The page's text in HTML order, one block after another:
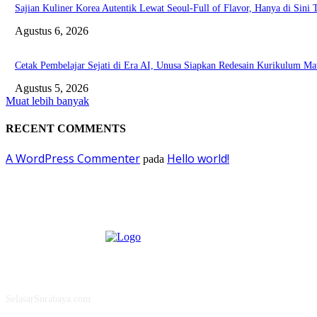
Sajian Kuliner Korea Autentik Lewat Seoul-Full of Flavor, Hanya di Sini
Agustus 6, 2026
Cetak Pembelajar Sejati di Era AI, Unusa Siapkan Redesain Kurikulum
Agustus 5, 2026
Muat lebih banyak
RECENT COMMENTS
A WordPress Commenter pada Hello world!